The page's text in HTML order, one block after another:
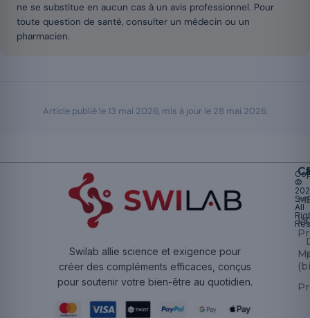
ne se substitue en aucun cas à un avis professionnel. Pour
toute question de santé, consulter un médecin ou un
pharmacien.
Article publié le 13 mai 2026, mis à jour le 28 mai 2026.
Swilab allie science et exigence pour
créer des compléments efficaces, conçus
pour soutenir votre bien-être au quotidien.
©
All